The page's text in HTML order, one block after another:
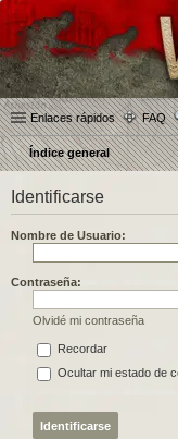
Enlaces rápidos FAQ
Índice general
Identificarse
Nombre de Usuario:
Contraseña:
Olvidé mi contraseña
Recordar
Ocultar mi estado de